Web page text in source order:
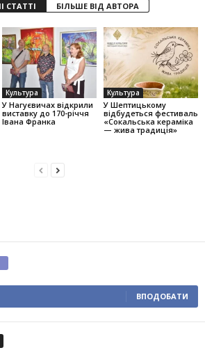
СТАТТІ БІЛЬШЕ ВІД АВТОРА
Культура
У Нагуєвичах відкрили
виставку до 170-річчя
Івана Франка
Культура
У Шептицькому
відбудеться фестиваль
«Сокальська кераміка
— жива традиція»
ВПОДОБАТИ